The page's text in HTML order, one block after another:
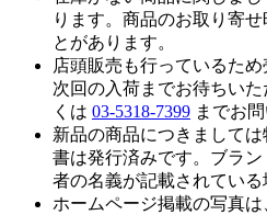
ります。商品のお取り寄
とがあります。
店頭販売も行っているため
次回の入荷までお待ちい
くは 03-5318-7399 までお
新品の商品につきまして
書は発行済みです。ブラ
者の名義が記載されている
ホームページ掲載の写真